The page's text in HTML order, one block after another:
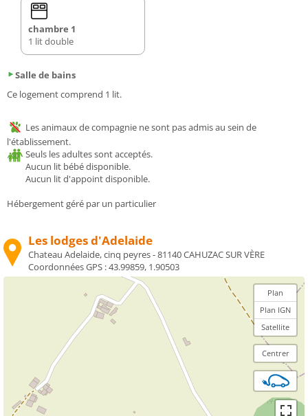
chambre 1
1 lit double
Salle de bains
Ce logement comprend 1 lit.
Les animaux de compagnie ne sont pas admis au sein de
l'établissement.
Seuls les adultes sont acceptés.
Aucun lit bébé disponible.
Aucun lit d'appoint disponible.
Hébergement géré par un particulier
Les lodges d'Adelaide
Chateau Adelaide, cinq peyres - 81140 CAHUZAC SUR VÈRE
Coordonnées GPS :43.99859, 1.90503
Plan
Plan IGN
Satellite
Centrer